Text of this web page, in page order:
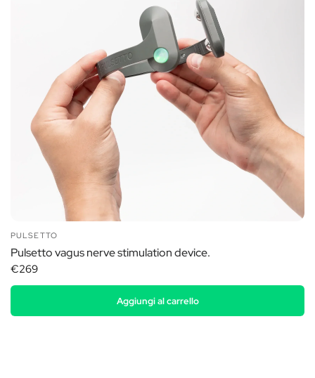
PULSETTO
Pulsetto vagus nerve stimulation device.
€269
Aggiungi al carrello